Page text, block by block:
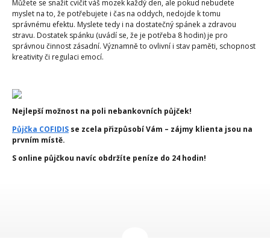
Můžete se snažit cvičit váš mozek každý den, ale pokud nebudete
myslet na to, že potřebujete i čas na oddych, nedojde k tomu
správnému efektu. Myslete tedy i na dostatečný spánek a zdravou
stravu. Dostatek spánku (uvádí se, že je potřeba 8 hodin) je pro
správnou činnost zásadní. Významně to ovlivní i stav paměti, schopnost
kreativity či regulaci emocí.
Nejlepší možnost na poli nebankovních půjček!
Půjčka COFIDIS se zcela přizpůsobí Vám – zájmy klienta jsou na
prvním místě.
S online půjčkou navíc obdržíte peníze do 24 hodin!